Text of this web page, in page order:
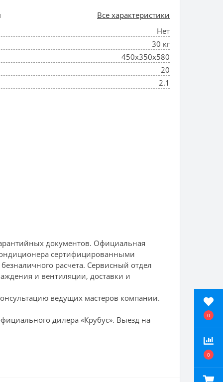
0
0
Все характеристики
Нет
30 кг
450x350x580
20
2.1
документов. Официальная
сертифицированными
расчета. Сервисный отдел
и вентиляции, доставки и
ведущих мастеров компании.
дилера «Крубус». Выезд на